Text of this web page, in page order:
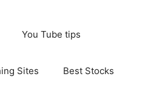
You Tube tips
Sites Best Stocks